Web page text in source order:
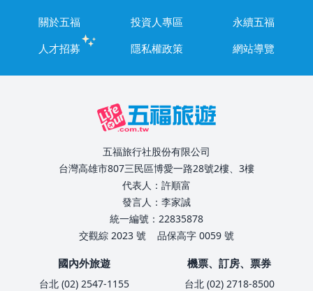
關於五福 投資人專區
永續五福
人才招募
隱私權政策 網站導覽
五福旅行社股份有限公司
台灣高雄市807三民區博愛一路28號2樓、3樓
代表人：許順富
發言人：李家誠
統一編號：22835878
交觀綜 2023 號
品保高字 0059 號
國內外旅遊
台北 (02) 2547-1155
機票、訂房、票券
台北 (02) 2718-8500